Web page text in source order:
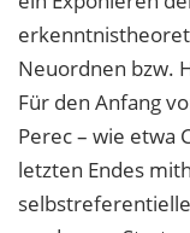
Neuordnen bzw.
Für den Anfang
Perec – wie etwa
letzten Endes